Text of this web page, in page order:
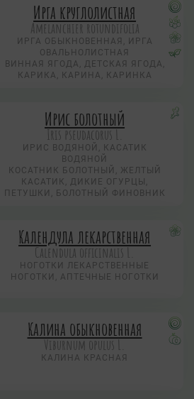
Ирга круглолистная
Amelanchier rotundifolia
ИРГА ОБЫКНОВЕННАЯ, ИРГА
ОВАЛЬНОЛИСТНАЯ
ВИННАЯ ЯГОДА, ДЕТСКАЯ ЯГОДА,
КАРИКА, КАРИНА, КАРИНКА
Ирис болотный
Iris pseudacorus L.
ИРИС ВОДЯНОЙ, КАСАТИК
ВОДЯНОЙ
КОСАТНИК БОЛОТНЫЙ, ЖЕЛТЫЙ
КАСАТИК, ДИКИЕ ОГУРЦЫ,
ПЕТУШКИ, БОЛОТНЫЙ ФИНОВНИК
Календула лекарственная
Calendula officinalis L.
НОГОТКИ ЛЕКАРСТВЕННЫЕ
НОГОТКИ, АПТЕЧНЫЕ НОГОТКИ
Калина обыкновенная
Viburnum opulus L.
КАЛИНА КРАСНАЯ